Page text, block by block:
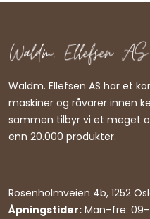
Waldm. Ellefsen AS har et
maskiner og råvarer innen
sammen tilbyr vi et meget
enn 20.000 produkter.
Rosenholmveien 4b, 1252
Åpningstider: Man–fre: